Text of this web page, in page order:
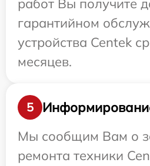
работ Вы получите
гарантийном
устройства Centek
месяцев.
5
Мы сообщим Вам о
ремонта техники